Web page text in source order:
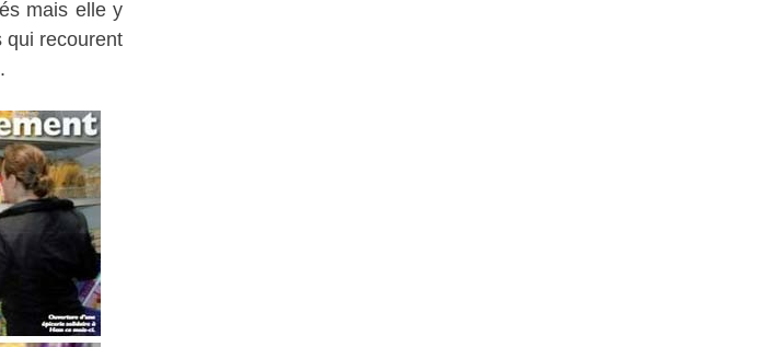
mais elle y
qui recourent